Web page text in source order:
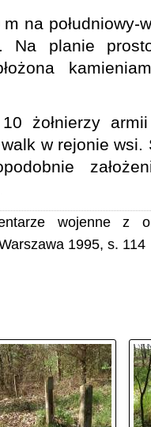
na
Na planie
żołnierzy
w rejonie
wojenne z
1995, s. 114